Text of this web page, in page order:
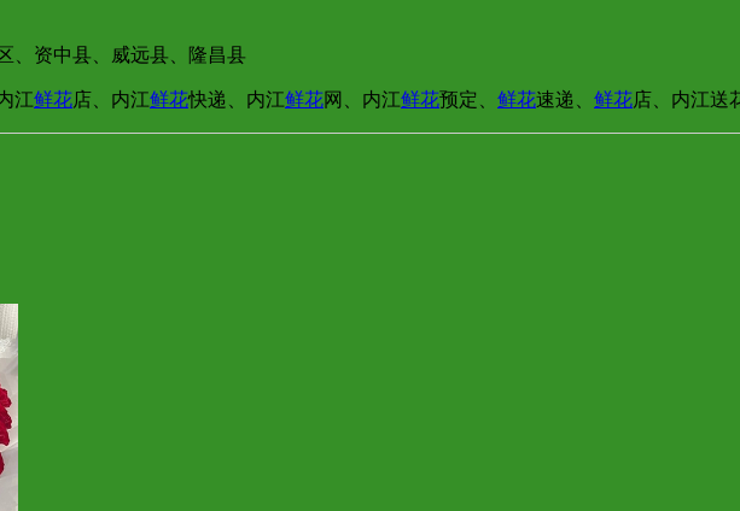
、资中县、威远县、隆昌县
江鲜花店、内江鲜花快递、内江鲜花网、内江鲜花预定、 鲜花速递、 鲜花店、内江送